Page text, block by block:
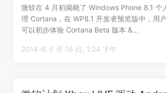
微软在 4 月初揭晓了 Windows Phone 8.1 个
理 Cortana，在 WP8.1 开发者预览版中，用
可以初步体验 Cortana Beta 版本 &…
2014 年 5 月 16 日, 1:24 下午